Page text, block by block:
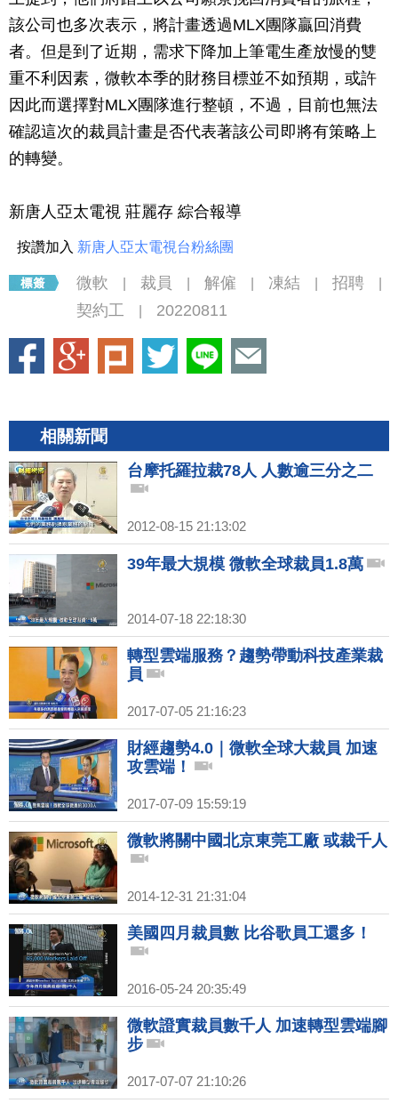
該公司也多次表示，將計畫透過MLX團隊贏回消費
者。但是到了近期，需求下降加上筆電生產放慢的雙
重不利因素，微軟本季的財務目標並不如預期，或許
因此而選擇對MLX團隊進行整頓，不過，目前也無法
確認這次的裁員計畫是否代表著該公司即將有策略上
的轉變。
新唐人亞太電視 莊麗存 綜合報導
按讚加入 新唐人亞太電視台粉絲團
微軟 裁員 解僱 凍結 招聘
契約工 20220811
相關新聞
台摩托羅拉裁78人 人數逾三分之二
2012-08-15 21:13:02
39年最大規模 微軟全球裁員1.8萬
2014-07-18 22:18:30
轉型雲端服務？趨勢帶動科技產業裁
員
2017-07-05 21:16:23
財經趨勢4.0｜微軟全球大裁員 加速
攻雲端！
2017-07-09 15:59:19
微軟將關中國北京東莞工廠 或裁千人
2014-12-31 21:31:04
美國四月裁員數 比谷歌員工還多！
2016-05-24 20:35:49
微軟證實裁員數千人 加速轉型雲端腳
步
2017-07-07 21:10:26